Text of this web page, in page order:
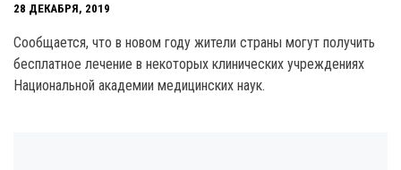
28 ДЕКАБРЯ, 2019
Сообщается, что в новом году жители страны могут получить
бесплатное лечение в некоторых клинических учреждениях
Национальной академии медицинских наук.